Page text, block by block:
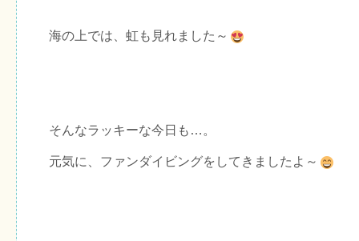
海の上では、虹も見れました～
そんなラッキーな今日も…。
元気に、ファンダイビングをしてきましたよ～